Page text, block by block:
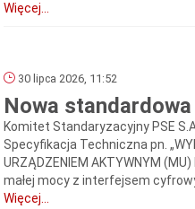
Więcej...
30 lipca 2026, 11:52
Nowa
Komitet Standaryzacyjny PSE
Specyfikacja Techniczna pn.
URZĄDZENIEM AKTYWNYM
małej mocy z interfejsem
Więcej...